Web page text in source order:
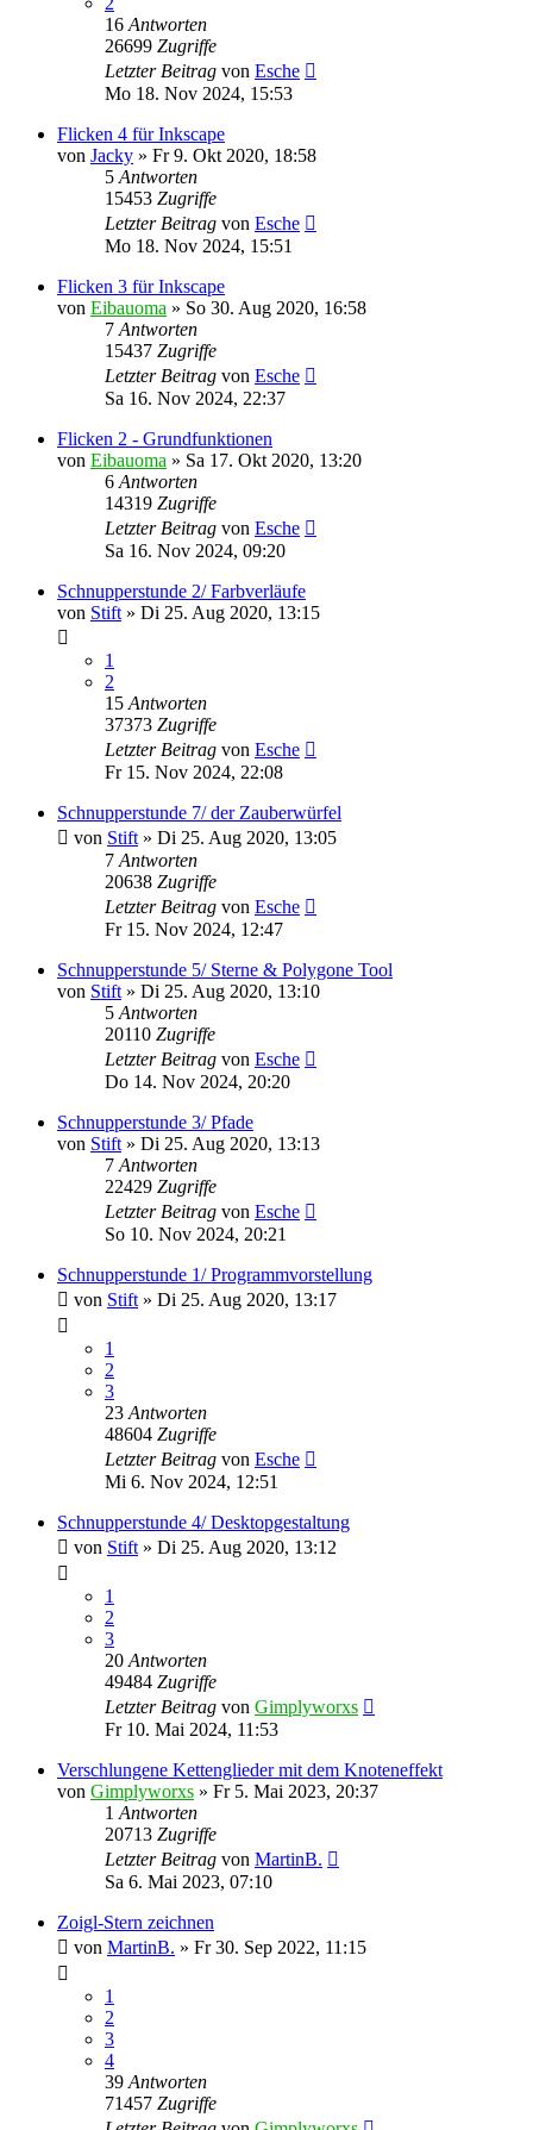
16 Antworten
26699 Zugriffe
Letzter Beitrag von Esche
Mo 18. Nov 2024, 15:53
Flicken 4 für Inkscape
von Jacky » Fr 9. Okt 2020, 18:58
5 Antworten
15453 Zugriffe
Letzter Beitrag von Esche
Mo 18. Nov 2024, 15:51
Flicken 3 für Inkscape
von Eibauoma » So 30. Aug 2020, 16:58
7 Antworten
15437 Zugriffe
Letzter Beitrag von Esche
Sa 16. Nov 2024, 22:37
Flicken 2 - Grundfunktionen
von Eibauoma » Sa 17. Okt 2020, 13:20
6 Antworten
14319 Zugriffe
Letzter Beitrag von Esche
Sa 16. Nov 2024, 09:20
Schnupperstunde 2/ Farbverläufe
von Stift » Di 25. Aug 2020, 13:15
1
2
15 Antworten
37373 Zugriffe
Letzter Beitrag von Esche
Fr 15. Nov 2024, 22:08
Schnupperstunde 7/ der Zauberwürfel
von Stift » Di 25. Aug 2020, 13:05
7 Antworten
20638 Zugriffe
Letzter Beitrag von Esche
Fr 15. Nov 2024, 12:47
Schnupperstunde 5/ Sterne & Polygone Tool
von Stift » Di 25. Aug 2020, 13:10
5 Antworten
20110 Zugriffe
Letzter Beitrag von Esche
Do 14. Nov 2024, 20:20
Schnupperstunde 3/ Pfade
von Stift » Di 25. Aug 2020, 13:13
7 Antworten
22429 Zugriffe
Letzter Beitrag von Esche
So 10. Nov 2024, 20:21
Schnupperstunde 1/ Programmvorstellung
von Stift » Di 25. Aug 2020, 13:17
1
2
3
23 Antworten
48604 Zugriffe
Letzter Beitrag von Esche
Mi 6. Nov 2024, 12:51
Schnupperstunde 4/ Desktopgestaltung
von Stift » Di 25. Aug 2020, 13:12
1
2
3
20 Antworten
49484 Zugriffe
Letzter Beitrag von Gimplyworxs
Fr 10. Mai 2024, 11:53
Verschlungene Kettenglieder mit dem Knoteneffekt
von Gimplyworxs » Fr 5. Mai 2023, 20:37
1 Antworten
20713 Zugriffe
Letzter Beitrag von MartinB.
Sa 6. Mai 2023, 07:10
Zoigl-Stern zeichnen
von MartinB. » Fr 30. Sep 2022, 11:15
1
2
3
4
39 Antworten
71457 Zugriffe